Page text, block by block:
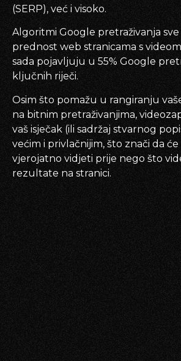
(SERP), već i visoko.
Algoritmi Google pretraživanja sve
prednost web stranicama s
sada pojavljuju u 55% Google
ključnih riječi.
Osim što pomažu u rangiranju
na bitnim pretraživanjima,
vaš isječak (ili sadržaj stvarnog
većim i privlačnijim, što znači da će
vjerojatno vidjeti prije nego što
rezultate na stranici.